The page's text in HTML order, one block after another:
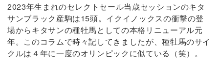
2023年生まれのセレクトセール当歳セッションのキタ
サンブラック産駒は15頭。イクイノックスの衝撃の登
場からキタサンの種牡馬としての本格リニューアル元
年。このコラムで時々記してきましたが、種牡馬のサイ
クルは４年に一度のオリンピックに似ている（笑）。